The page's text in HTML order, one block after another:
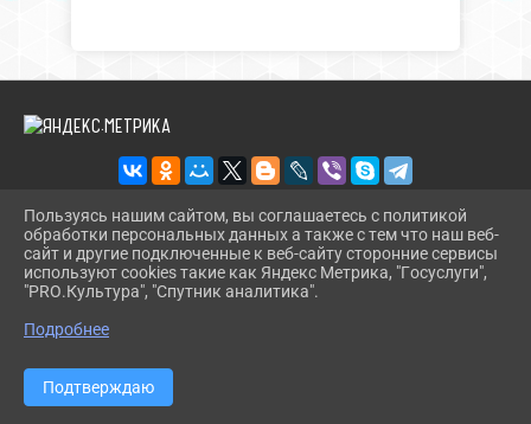
2026 Г. BIBL-UPOR.PAVKULT.RU
ВХОД
КАРТА САЙТА
СДЕЛАНО НА KUBCMS
РАЗРАБОТКА И ПОДДЕРЖКА
Пользуясь нашим сайтом, вы соглашаетесь с политикой
обработки персональных данных а также с тем что наш веб-
сайт и другие подключенные к веб-сайту сторонние сервисы
используют cookies такие как Яндекс Метрика, "Госуслуги",
"PRO.Культура", "Спутник аналитика".
Подробнее
Подтверждаю